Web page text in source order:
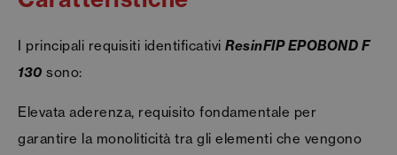
I principali requisiti identificativi ResinFIP EPOBOND F
130 sono:
Elevata aderenza, requisito fondamentale per
garantire la monoliticità tra gli elementi che vengono